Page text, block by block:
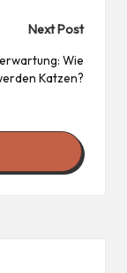
Next Post
Wie
Katzen?